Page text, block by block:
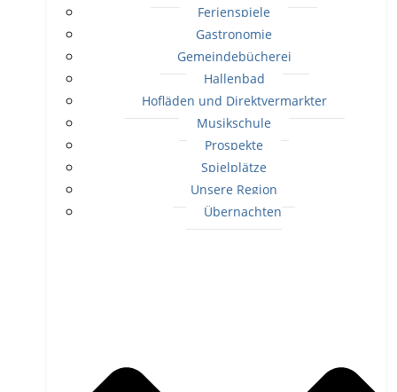
Ferienspiele
Gastronomie
Gemeindebücherei
Hallenbad
Hofläden und Direktvermarkter
Musikschule
Prospekte
Spielplätze
Unsere Region
Übernachten